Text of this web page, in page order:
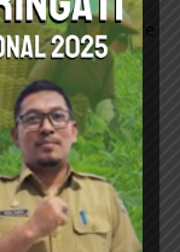
Required fields are